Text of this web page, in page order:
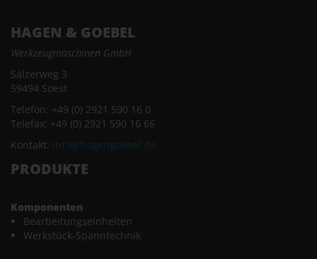
HAGEN & GOEBEL
Werkzeugmaschinen GmbH
Sälzerweg 3
59494 Soest
Telefon: +49 (0) 2921 590 16 0
Telefax: +49 (0) 2921 590 16 66
Kontakt: info@hagengoebel.de
PRODUKTE
Komponenten
Bearbeitungseinheiten
Werkstück-Spanntechnik